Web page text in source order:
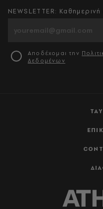
NEWSLETTER:
Αποδέχομαι την
Δεδομένων